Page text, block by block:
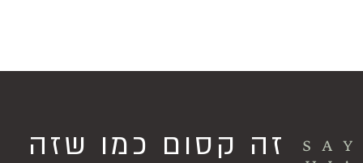
SAY
זה קסום כמו שזה